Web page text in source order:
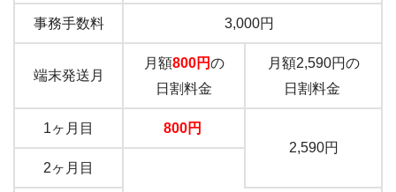
事務手数料 3,000円
端末発送月
月額800円の
日割料金
月額2,590円の
日割料金
1ヶ月目
800円
2,590円
2ヶ月目